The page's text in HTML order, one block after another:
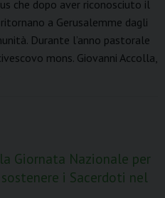
o
r
e
s
t
d
I
n
A
p
p
r
a
m
che dopo aver riconosciuto il
a Gerusalemme dagli
Durante l’anno pastorale
mons. Giovanni Accolla,
Programma
Giornata Nazionale per
i Sacerdoti nel